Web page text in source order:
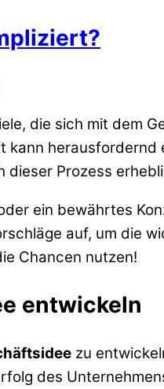
die sich mit dem
kann
dieser Prozess
ein bewährtes
auf, um die
Chancen nutzen!
entwickeln
zu
des